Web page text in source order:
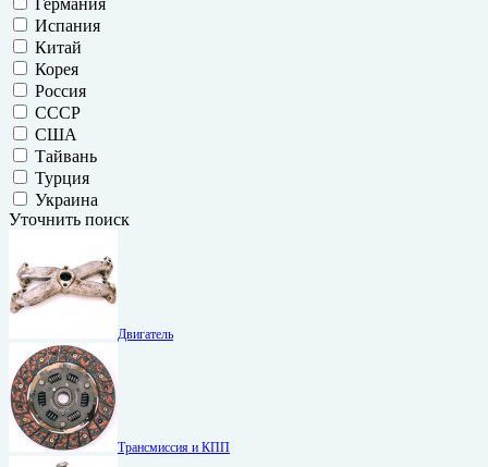
Германия
Испания
Китай
Корея
Россия
СССР
США
Тайвань
Турция
Украина
Уточнить поиск
Двигатель
Трансмиссия и КПП